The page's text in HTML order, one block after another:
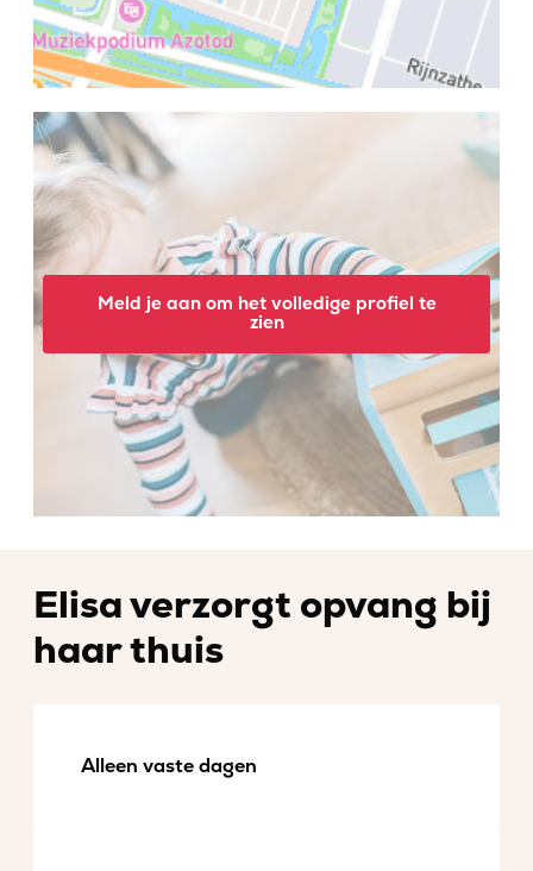
Meld je aan om het volledige profiel te
zien
Elisa verzorgt opvang bij
haar thuis
Alleen vaste dagen